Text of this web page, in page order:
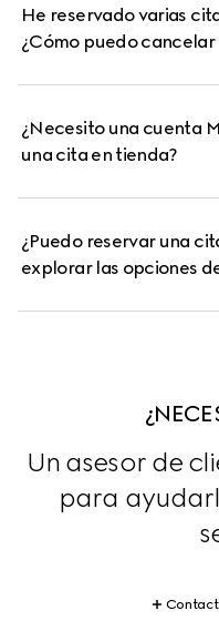
He reservado varias
¿Cómo puedo
¿Necesito una cuenta
una cita en tienda?
¿Puedo reservar una
explorar las opciones
Un asesor de
para